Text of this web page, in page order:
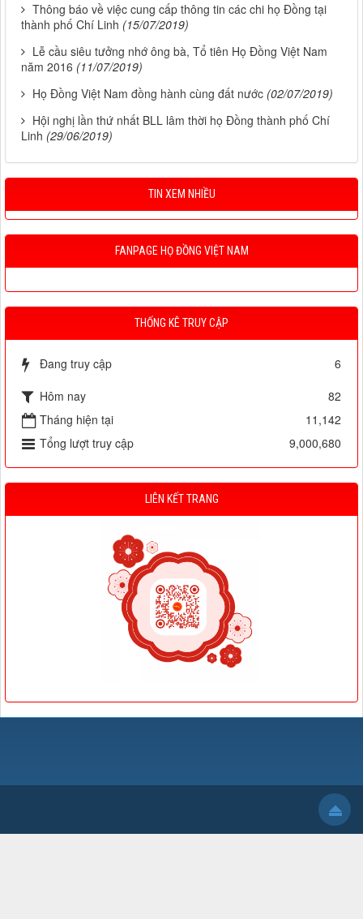
Thông báo về việc cung cấp thông tin các chi họ Đồng tại
thành phố Chí Linh (15/07/2019)
Lễ cầu siêu tưởng nhớ ông bà, Tổ tiên Họ Đồng Việt Nam
năm 2016 (11/07/2019)
Họ Đồng Việt Nam đồng hành cùng đất nước (02/07/2019)
Hội nghị lần thứ nhất BLL lâm thời họ Đồng thành phố Chí
Linh (29/06/2019)
TIN XEM NHIỀU
FANPAGE HỌ ĐỒNG VIỆT NAM
THỐNG KÊ TRUY CẬP
Đang truy cập
6
Hôm nay
82
Tháng hiện tại
11,142
Tổng lượt truy cập
9,000,680
LIÊN KẾT TRANG